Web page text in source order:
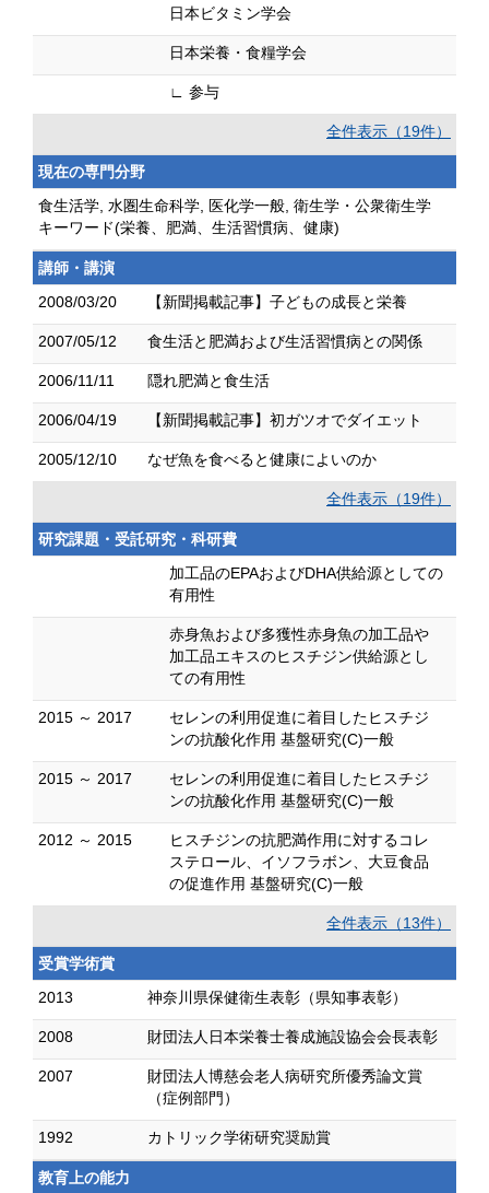
日本ビタミン学会
日本栄養・食糧学会
∟ 参与
全件表示（19件）
現在の専門分野
食生活学, 水圏生命科学, 医化学一般, 衛生学・公衆衛生学
キーワード(栄養、肥満、生活習慣病、健康)
講師・講演
2008/03/20
【新聞掲載記事】子どもの成長と栄養
2007/05/12 食生活と肥満および生活習慣病との関係
2006/11/11 隠れ肥満と食生活
2006/04/19 【新聞掲載記事】初ガツオでダイエット
2005/12/10 なぜ魚を食べると健康によいのか
全件表示（19件）
研究課題・受託研究・科研費
加工品のEPAおよびDHA供給源としての
有用性
赤身魚および多獲性赤身魚の加工品や
加工品エキスのヒスチジン供給源とし
ての有用性
2015 ～ 2017
セレンの利用促進に着目したヒスチジ
ンの抗酸化作用 基盤研究(C)一般
2015 ～ 2017
セレンの利用促進に着目したヒスチジ
ンの抗酸化作用 基盤研究(C)一般
2012 ～ 2015
ヒスチジンの抗肥満作用に対するコレ
ステロール、イソフラボン、大豆食品
の促進作用 基盤研究(C)一般
全件表示（13件）
受賞学術賞
2013
神奈川県保健衛生表彰（県知事表彰）
2008 財団法人日本栄養士養成施設協会会長表彰
2007
財団法人博慈会老人病研究所優秀論文賞
（症例部門）
1992 カトリック学術研究奨励賞
教育上の能力